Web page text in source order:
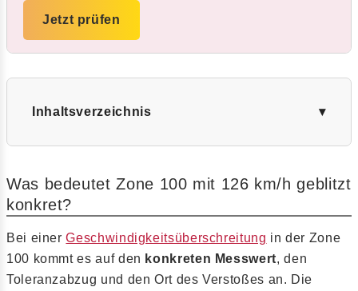
Jetzt prüfen
Inhaltsverzeichnis ▾
Was bedeutet Zone 100 mit 126 km/h geblitzt
konkret?
Bei einerGeschwindigkeitsüberschreitung in der Zone
100 kommt es auf den konkreten Messwert, den
Toleranzabzug und den Ort des Verstoßes an. Die